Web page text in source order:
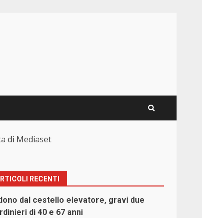
di Mediaset
RECENTI
dal cestello elevatore, gravi due
di 40 e 67 anni